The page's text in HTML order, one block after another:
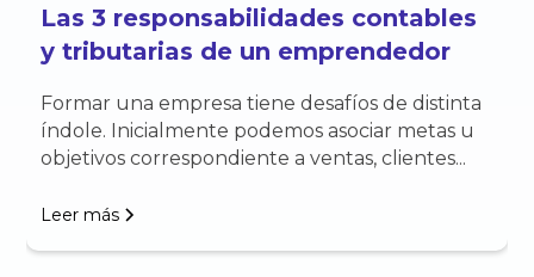
Las 3 responsabilidades contables
y tributarias de un emprendedor
Formar una empresa tiene desafíos de distinta
índole. Inicialmente podemos asociar metas u
objetivos correspondiente a ventas, clientes...
Leer más